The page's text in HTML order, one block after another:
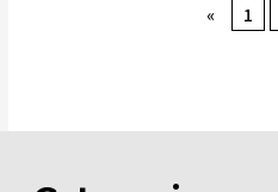
« 1